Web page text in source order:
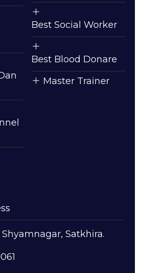
Best Social Worker
Best Blood Donare
Master Trainer
Satkhira.